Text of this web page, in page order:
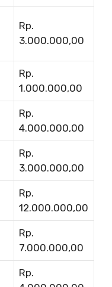
Rp.
3.000.000,00
Rp.
1.000.000,00
Rp.
4.000.000,00
Rp.
3.000.000,00
Rp.
12.000.000,00
Rp.
7.000.000,00
Rp.